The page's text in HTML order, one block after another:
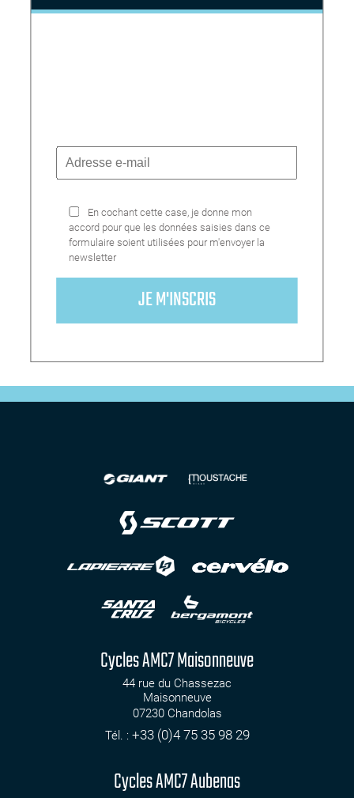
En cochant cette case, je donne mon
accord pour que les données saisies dans ce
formulaire soient utilisées pour m'envoyer la
newsletter
Cycles AMC7 Maisonneuve
44 rue du Chassezac
Maisonneuve
07230 Chandolas
Tél. : +33 (0)4 75 35 98 29
Cycles AMC7 Aubenas